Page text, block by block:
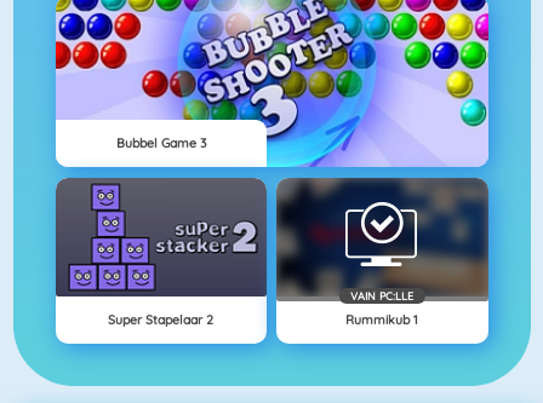
Bubbel Game 3
Super Stapelaar 2
VAIN PC:LLE
Rummikub 1